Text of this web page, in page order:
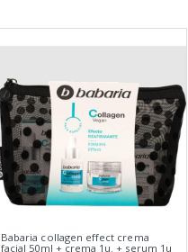
Babaria collagen effect crema
facial 50ml + crema 1u. + serum 1u